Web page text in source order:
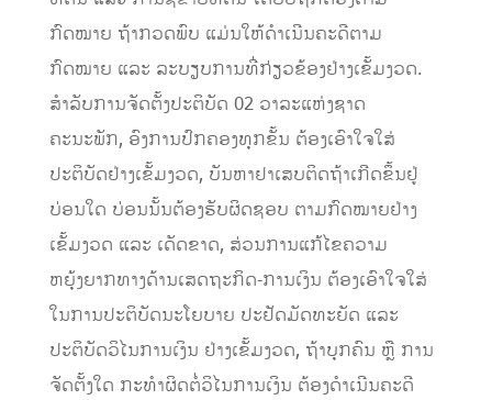
ກົດໝາຍ ຖ້າກວດພົບ ແມ່ນໃຫ້ດຳເນີນຄະດີຕາມ
ກົດໝາຍ ແລະ ລະບຽບການທີ່ກ່ຽວຂ້ອງຢ່າງເຂັ້ມງວດ.
ສຳລັບການຈັດຕັ້ງປະຕິບັດ 02ວາລະແຫ່ງຊາດ
ຄະນະພັກ, ອົງການປົກຄອງທຸກຂັ້ນ ຕ້ອງເອົາໃຈໃສ່
ປະຕິບັດຢ່າງເຂັ້ມງວດ, ບັນຫາຢາເສບຕິດຖ້າເກີດຂຶ້ນຢູ່
ບ່ອນໃດ ບ່ອນນັ້ນຕ້ອງຮັບຜິດຊອບ ຕາມກົດໝາຍຢ່າງ
ເຂັ້ມງວດ ແລະ ເດັດຂາດ, ສ່ວນການແກ້ໄຂຄວາມ
ຫຍຸ້ງຍາກທາງດ້ານເສດຖະກິດ-ການເງິນ ຕ້ອງເອົາໃຈໃສ່
ໃນການປະຕິບັດນະໂຍບາຍ ປະຢັດມັດທະຍັດ ແລະ
ປະຕິບັດວິໄນການເງິນ ຢ່າງເຂັ້ມງວດ, ຖ້າບຸກຄົນ ຫຼື ການ
ຈັດຕັ້ງໃດ ກະທຳຜິດຕໍ່ວິໄນການເງິນ ຕ້ອງດຳເນີນຄະດີ